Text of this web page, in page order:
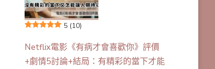
5 (10)
Netflix電影《有病才會喜歡你》評價
+劇情5討論+結局：有精彩的當下才能